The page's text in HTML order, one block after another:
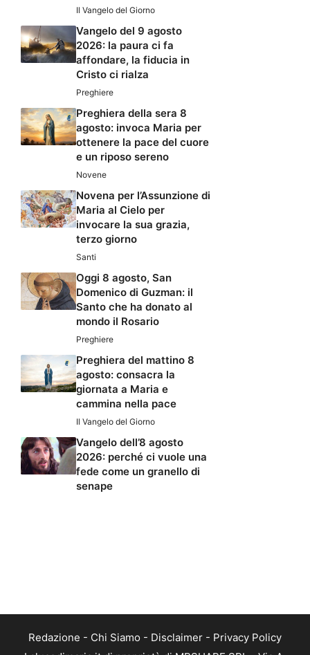
Il Vangelo del Giorno
Vangelo del 9 agosto
2026: la paura ci fa
affondare, la fiducia in
Cristo ci rialza
Preghiere
Preghiera della sera 8
agosto: invoca Maria per
ottenere la pace del cuore
e un riposo sereno
Novene
Novena per l’Assunzione di
Maria al Cielo per
invocare la sua grazia,
terzo giorno
Santi
Oggi 8 agosto, San
Domenico di Guzman: il
Santo che ha donato al
mondo il Rosario
Preghiere
Preghiera del mattino 8
agosto: consacra la
giornata a Maria e
cammina nella pace
Il Vangelo del Giorno
Vangelo dell’8 agosto
2026: perché ci vuole una
fede come un granello di
senape
Redazione - Chi Siamo - Disclaimer - Privacy Policy